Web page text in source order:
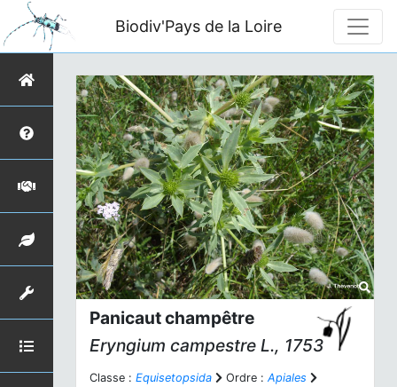
Biodiv'Pays de la Loire
Panicaut champêtre
Eryngium campestre L., 1753
Classe : Equisetopsida Ordre : Apiales